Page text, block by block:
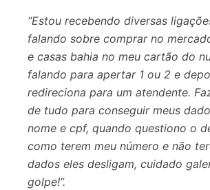
“Estou recebendo diversas
falando sobre comprar no
e casas bahia no meu cartão do
falando para apertar 1 ou 2 e
redireciona para um atendente.
de tudo para conseguir meus
nome e cpf, quando questiono o
como terem meu número e não
dados eles desligam, cuidado
golpe!”.